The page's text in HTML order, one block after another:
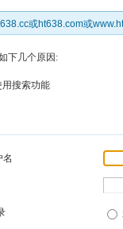
或ht638.com或
下几个原因:
搜索功能
名